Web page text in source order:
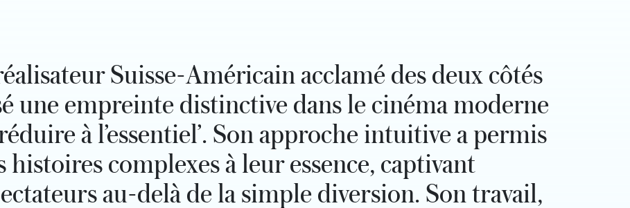
Suisse-Américain acclamé des deux côtés
une empreinte distinctive dans le cinéma moderne
à l’essentiel’. Son approche intuitive a permis
complexes à leur essence, captivant
au-delà de la simple diversion. Son travail,